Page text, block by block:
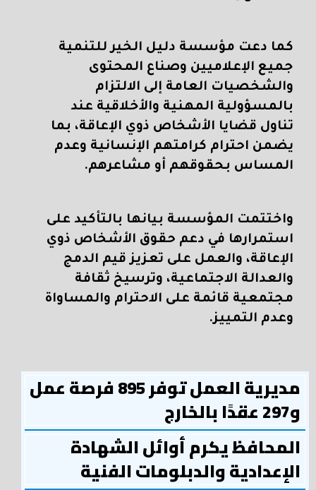
كما دعت مؤسسة دليل الخير للتنمية
جميع الإعلاميين وصناع المحتوى
والشخصيات العامة إلى الالتزام
بالمسؤولية المهنية والأخلاقية عند
تناول قضايا الأشخاص ذوي الإعاقة، بما
يضمن احترام كرامتهم الإنسانية وعدم
المساس بحقوقهم أو مشاعرهم.
واختتمت المؤسسة بيانها بالتأكيد على
استمرارها في دعم حقوق الأشخاص ذوي
الإعاقة، والعمل على تعزيز قيم الدمج
والعدالة الاجتماعية، وترسيخ ثقافة
مجتمعية قائمة على الاحترام والمساواة
وعدم التمييز.
مديرية العمل توفر 895 فرصة عمل
و297 عقدًا بالخارج
المحافظ يكرم أوائل الشهادة
الإعدادية والدبلومات الفنية